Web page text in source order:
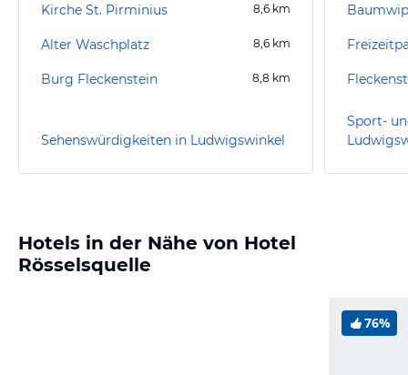
Kirche St. Pirminius 8,6 km
Alter Waschplatz 8,6 km
Burg Fleckenstein 8,8 km
Sehenswürdigkeiten in Ludwigswinkel
Sport-
Hotels in der Nähe von Hotel
Rösselsquelle
76%